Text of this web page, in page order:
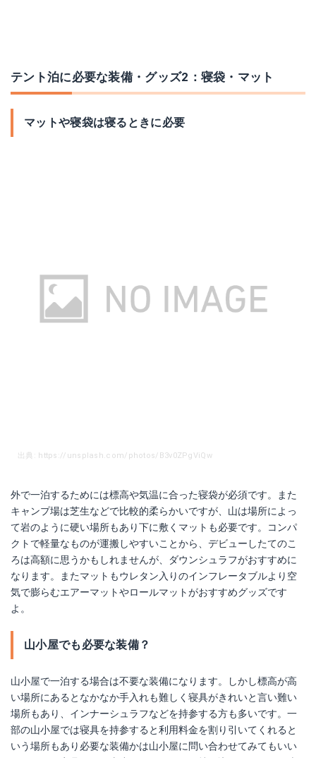
テント泊に必要な装備・グッズ2：寝袋・マット
マットや寝袋は寝るときに必要
出典: https://unsplash.com/photos/B3v0ZPgViQw
外で一泊するためには標高や気温に合った寝袋が必須です。また
キャンプ場は芝生などで比較的柔らかいですが、山は場所によっ
て岩のように硬い場所もあり下に敷くマットも必要です。コンパ
クトで軽量なものが運搬しやすいことから、デビューしたてのこ
ろは高額に思うかもしれませんが、ダウンシュラフがおすすめに
なります。またマットもウレタン入りのインフレータブルより空
気で膨らむエアーマットやロールマットがおすすめグッズです
よ。
山小屋でも必要な装備？
山小屋で一泊する場合は不要な装備になります。しかし標高が高
い場所にあるとなかなか手入れも難しく寝具がきれいと言い難い
場所もあり、インナーシュラフなどを持参する方も多いです。一
部の山小屋では寝具を持参すると利用料金を割り引いてくれると
いう場所もあり必要な装備かは山小屋に問い合わせてみてもいい